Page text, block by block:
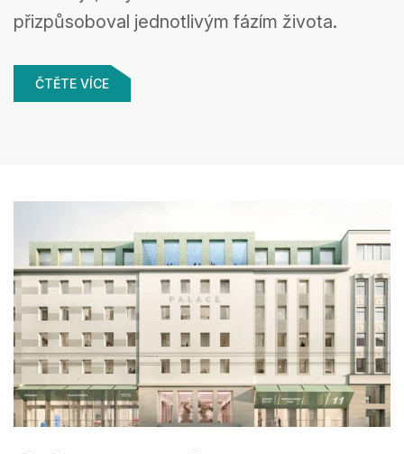
přizpůsoboval jednotlivým fázím života.
ČTĚTE VÍCE